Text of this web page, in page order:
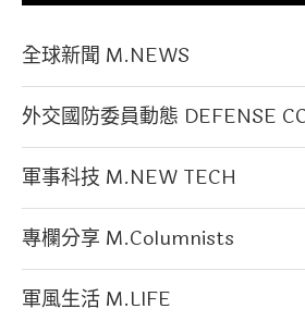
全球新聞 M.NEWS
外交國防委員動態 DEFENSE
軍事科技 M.NEW TECH
專欄分享 M.Columnists
軍風生活 M.LIFE